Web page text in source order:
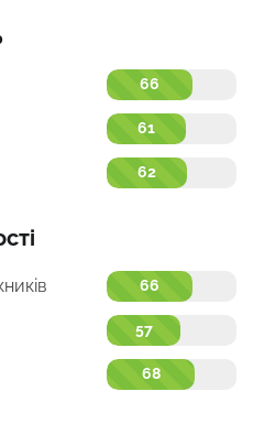
66
61
62
66
57
68